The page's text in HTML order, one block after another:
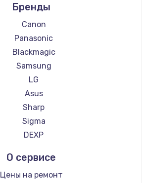
Бренды
Canon
Panasonic
Blackmagic
Samsung
LG
Asus
Sharp
Sigma
DEXP
О сервисе
Цены на ремонт